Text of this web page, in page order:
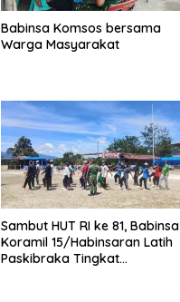
Babinsa Komsos bersama
Warga Masyarakat
Sambut HUT RI ke 81, Babinsa
Koramil 15/Habinsaran Latih
Paskibraka Tingkat